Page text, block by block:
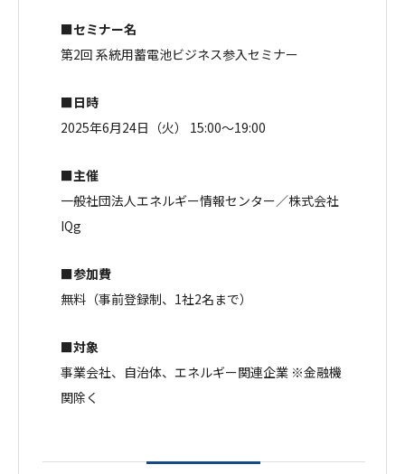
■セミナー名
第2回 系統用蓄電池ビジネス参入セミナー
■日時
2025年6月24日（火） 15:00～19:00
■主催
一般社団法人エネルギー情報センター／株式会社
IQg
■参加費
無料（事前登録制、1社2名まで）
■対象
事業会社、自治体、エネルギー関連企業 ※金融機
関除く